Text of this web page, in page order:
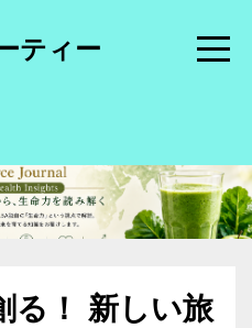
ティー
る！ 新しい旅